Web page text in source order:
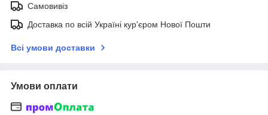
Самовивіз
Доставка по всій Україні кур'єром Нової Пошти
Всі умови доставки
Умови оплати